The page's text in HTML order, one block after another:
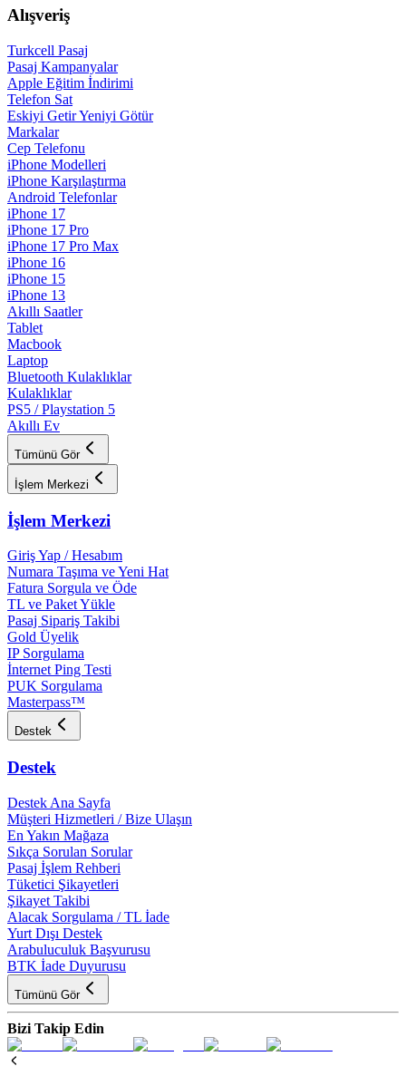
Alışveriş
Turkcell Pasaj
Pasaj Kampanyalar
Apple Eğitim İndirimi
Telefon Sat
Eskiyi Getir Yeniyi Götür
Markalar
Cep Telefonu
iPhone Modelleri
iPhone Karşılaştırma
Android Telefonlar
iPhone 17
iPhone 17 Pro
iPhone 17 Pro Max
iPhone 16
iPhone 15
iPhone 13
Akıllı Saatler
Tablet
Macbook
Laptop
Bluetooth Kulaklıklar
Kulaklıklar
PS5 / Playstation 5
Akıllı Ev
Tümünü Gör
İşlem Merkezi
İşlem Merkezi
Giriş Yap / Hesabım
Numara Taşıma ve Yeni Hat
Fatura Sorgula ve Öde
TL ve Paket Yükle
Pasaj Sipariş Takibi
Gold Üyelik
IP Sorgulama
İnternet Ping Testi
PUK Sorgulama
Masterpass™
Destek
Destek
Destek Ana Sayfa
Müşteri Hizmetleri / Bize Ulaşın
En Yakın Mağaza
Sıkça Sorulan Sorular
Pasaj İşlem Rehberi
Tüketici Şikayetleri
Şikayet Takibi
Alacak Sorgulama / TL İade
Yurt Dışı Destek
Arabuluculuk Başvurusu
BTK İade Duyurusu
Tümünü Gör
Bizi Takip Edin